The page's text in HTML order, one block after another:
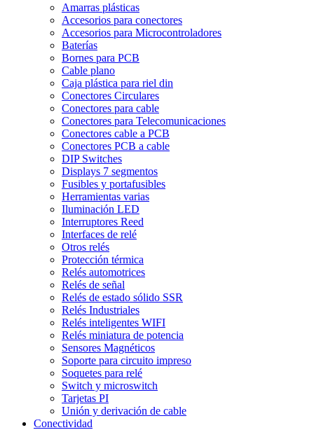
Amarras plásticas
Accesorios para conectores
Accesorios para Microcontroladores
Baterías
Bornes para PCB
Cable plano
Caja plástica para riel din
Conectores Circulares
Conectores para cable
Conectores para Telecomunicaciones
Conectores cable a PCB
Conectores PCB a cable
DIP Switches
Displays 7 segmentos
Fusibles y portafusibles
Herramientas varias
Iluminación LED
Interruptores Reed
Interfaces de relé
Otros relés
Protección térmica
Relés automotrices
Relés de señal
Relés de estado sólido SSR
Relés Industriales
Relés inteligentes WIFI
Relés miniatura de potencia
Sensores Magnéticos
Soporte para circuito impreso
Soquetes para relé
Switch y microswitch
Tarjetas PI
Unión y derivación de cable
Conectividad